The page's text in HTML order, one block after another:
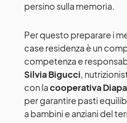
persino sulla memoria.
Per questo preparare i
case residenza è un
competenza e
Silvia Bigucci,
con lacooperativa
per garantire pasti
a bambini e anziani del